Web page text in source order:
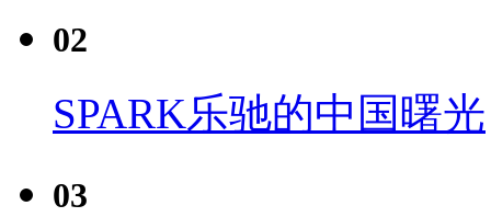
02
SPARK乐驰的中国曙光
03